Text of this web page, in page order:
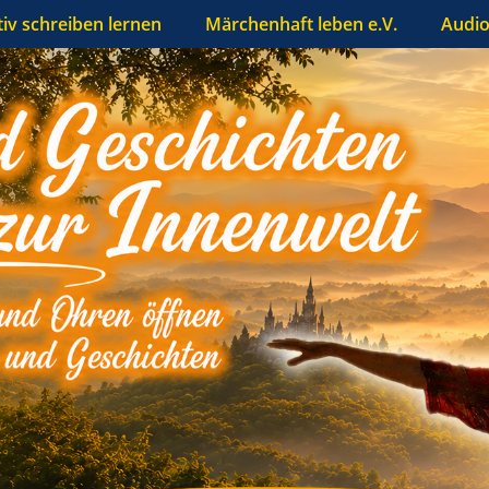
schreiben lernen Märchenhaft leben e.V.